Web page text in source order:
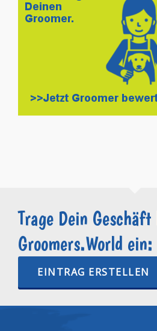
Trage Dein
Groomers.World ein:
EINTRAG ERSTELLEN